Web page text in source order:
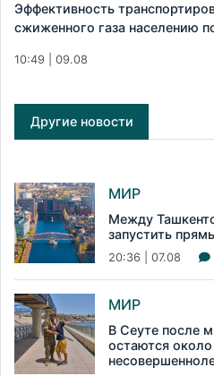
Эффективность
сжиженного газа населению
10:49 | 09.08
Другие новости
МИР
Между
запустить
20:36 | 07.08
МИР
В Сеуте после
остаются